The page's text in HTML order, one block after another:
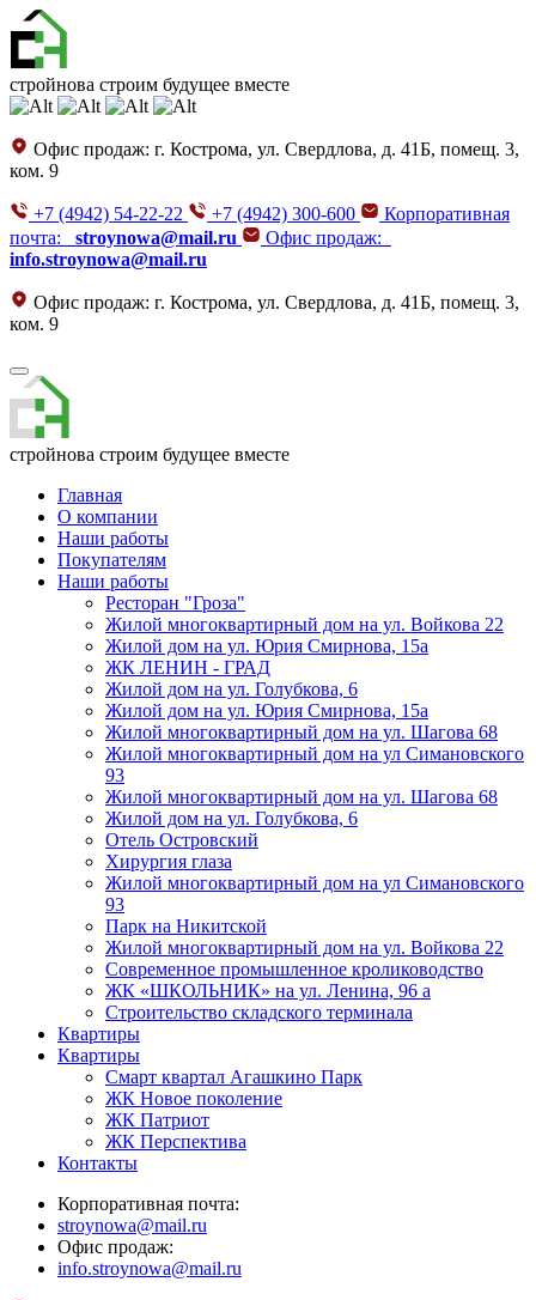
стройнова строим будущее вместе
Офис продаж: г. Кострома, ул. Свердлова, д. 41Б, помещ. 3,
ком. 9
+7 (4942) 54-22-22 +7 (4942) 300-600
Корпоративная
почта: stroynowa@mail.ru
Офис продаж:
info.stroynowa@mail.ru
Офис продаж: г. Кострома, ул. Свердлова, д. 41Б, помещ. 3,
ком. 9
стройнова строим будущее вместе
Главная
О компании
Наши работы
Покупателям
Наши работы
Ресторан "Гроза"
Жилой многоквартирный дом на ул. Войкова 22
Жилой дом на ул. Юрия Смирнова, 15а
ЖК ЛЕНИН - ГРАД
Жилой дом на ул. Голубкова, 6
Жилой дом на ул. Юрия Смирнова, 15а
Жилой многоквартирный дом на ул. Шагова 68
Жилой многоквартирный дом на ул Симановского
93
Жилой многоквартирный дом на ул. Шагова 68
Жилой дом на ул. Голубкова, 6
Отель Островский
Хирургия глаза
Жилой многоквартирный дом на ул Симановского
93
Парк на Никитской
Жилой многоквартирный дом на ул. Войкова 22
Современное промышленное кролиководство
ЖК «ШКОЛЬНИК» на ул. Ленина, 96 а
Строительство складского терминала
Квартиры
Квартиры
Смарт квартал Агашкино Парк
ЖК Новое поколение
ЖК Патриот
ЖК Перспектива
Контакты
Корпоративная почта:
stroynowa@mail.ru
Офис продаж:
info.stroynowa@mail.ru